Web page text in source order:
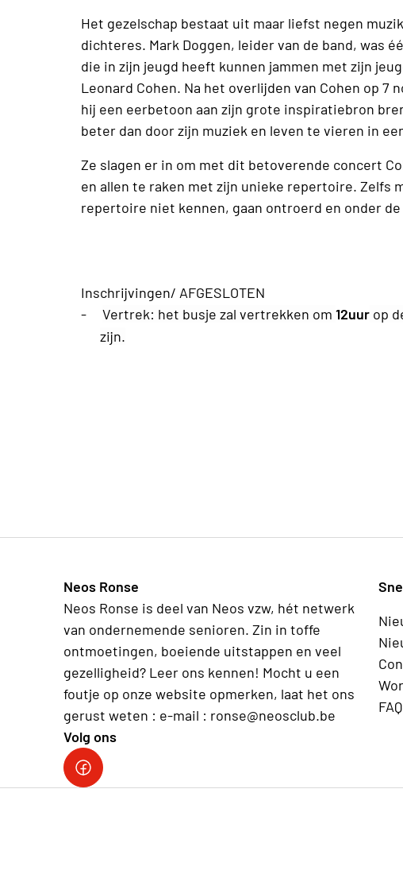
Het gezelschap bestaat uit maar liefst negen
dichteres. Mark Doggen, leider van de band, was
die in zijn jeugd heeft kunnen jammen met zijn
Leonard Cohen. Na het overlijden van Cohen op 7
hij een eerbetoon aan zijn grote inspiratiebron
beter dan door zijn muziek en leven te vieren in
Ze slagen er in om met dit betoverende concert
en allen te raken met zijn unieke repertoire. Zelfs
repertoire niet kennen, gaan ontroerd en onder
Inschrijvingen/ AFGESLOTEN
-
Vertrek: het busje zal vertrekken om 12uur op
zijn.
Neos Ronse
Neos Ronse is deel van Neos vzw, hét netwerk
van ondernemende senioren. Zin in toffe
ontmoetingen, boeiende uitstappen en veel
gezelligheid? Leer ons kennen! Mocht u een
foutje op onze website opmerken, laat het ons
gerust weten : e-mail : ronse@neosclub.be
Volg ons
fb
FAQ